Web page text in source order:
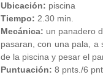
Ubicación: piscina
Tiempo: 2.30 min.
Mecánica: un panadero
pasaran, con una pala,
de la piscina y pesar el
Puntuación: 8 pnts./6